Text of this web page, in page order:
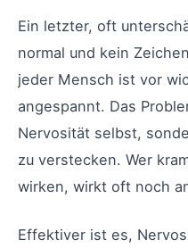
Ein letzter, oft
normal und kein
jeder Mensch ist vor
angespannt. Das
Nervosität selbst,
zu verstecken. Wer
wirken, wirkt oft noch
Effektiver ist es,